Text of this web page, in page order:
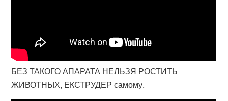
БЕЗ ТАКОГО АПАРАТА НЕЛЬЗЯ РОСТИТЬ
ЖИВОТНЫХ, ЕКСТРУДЕР самому.